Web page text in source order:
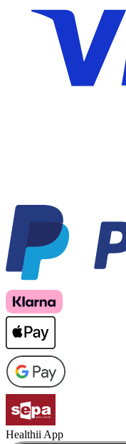
Healthii App